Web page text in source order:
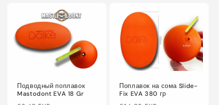
Подводный поплавок
Mastodont EVA 18 Gr
Поплавок на сома Slide-
Fix EVA 380 гр